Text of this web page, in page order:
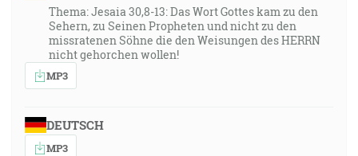
Thema: Jesaia 30,8-13: Das Wort Gottes kam zu den
Sehern, zu Seinen Propheten und nicht zu den
missratenen Söhne die den Weisungen des HERRN
nicht gehorchen wollen!
MP3
DEUTSCH
MP3